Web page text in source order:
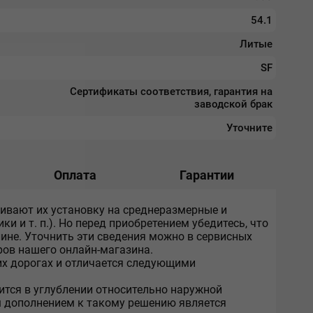
54.1
Литые
SF
Сертификаты соответствия, гарантия на
заводской брак
Уточните
Оплата Гарантии
их установку на среднеразмерные и
и т. п.). Но перед приобретением убедитесь, что
Уточнить эти сведения можно в сервисных
нашего онлайн-магазина.
дорогах и отличается следующими
в углублении относительно наружной
к такому решению является